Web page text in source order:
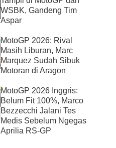
WSBK, Gandeng Tim
Aspar
MotoGP 2026: Rival
Masih Liburan, Marc
Marquez Sudah Sibuk
Motoran di Aragon
MotoGP 2026 Inggris:
Belum Fit 100%, Marco
Bezzecchi Jalani Tes
Medis Sebelum Ngegas
Aprilia RS-GP